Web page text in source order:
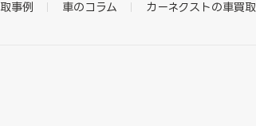
事例 車のコラム カーネクストの車買取